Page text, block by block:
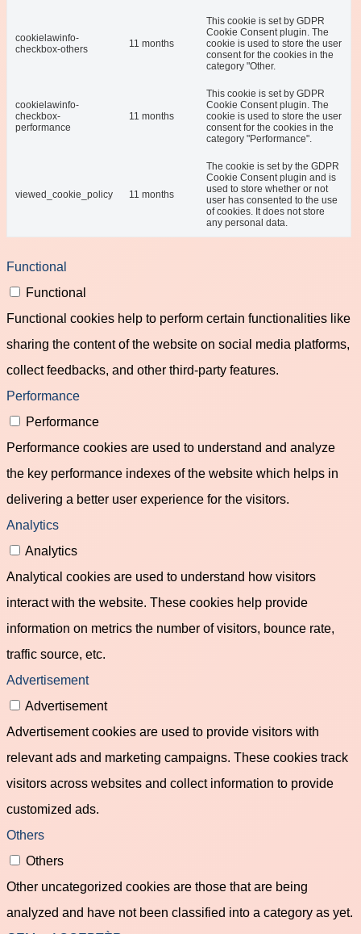
cookielawinfo-
checkbox-others
11 months
This cookie is set by GDPR
Cookie Consent plugin. The
cookie is used to store the user
consent for the cookies in the
category "Other.
cookielawinfo-
checkbox-
performance
11 months
This cookie is set by GDPR
Cookie Consent plugin. The
cookie is used to store the user
consent for the cookies in the
category "Performance".
viewed_cookie_policy 11 months
The cookie is set by the GDPR
Cookie Consent plugin and is
used to store whether or not
user has consented to the use
of cookies. It does not store
any personal data.
Functional
Functional
Functional cookies help to perform certain functionalities like
sharing the content of the website on social media platforms,
collect feedbacks, and other third-party features.
Performance
Performance
Performance cookies are used to understand and analyze
the key performance indexes of the website which helps in
delivering a better user experience for the visitors.
Analytics
Analytics
Analytical cookies are used to understand how visitors
interact with the website. These cookies help provide
information on metrics the number of visitors, bounce rate,
traffic source, etc.
Advertisement
Advertisement
Advertisement cookies are used to provide visitors with
relevant ads and marketing campaigns. These cookies track
visitors across websites and collect information to provide
customized ads.
Others
Others
Other uncategorized cookies are those that are being
analyzed and have not been classified into a category as yet.